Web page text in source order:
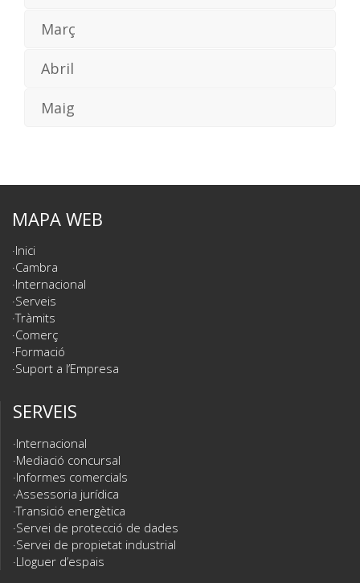
Març
Abril
Maig
MAPA WEB
Inici
Cambra
Internacional
Serveis
Tràmits
Comerç
Formació
Suport a l’Empresa
SERVEIS
Internacional
Mediació concursal
Informes comercials
Assessoria jurídica
Transició energètica
Servei de protecció de dades
Servei de propietat industrial
Lloguer d’espais